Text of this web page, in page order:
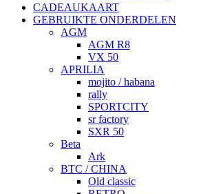
CADEAUKAART
GEBRUIKTE ONDERDELEN
AGM
AGM R8
VX 50
APRILIA
mojito / habana
rally
SPORTCITY
sr factory
SXR 50
Beta
Ark
BTC / CHINA
Old classic